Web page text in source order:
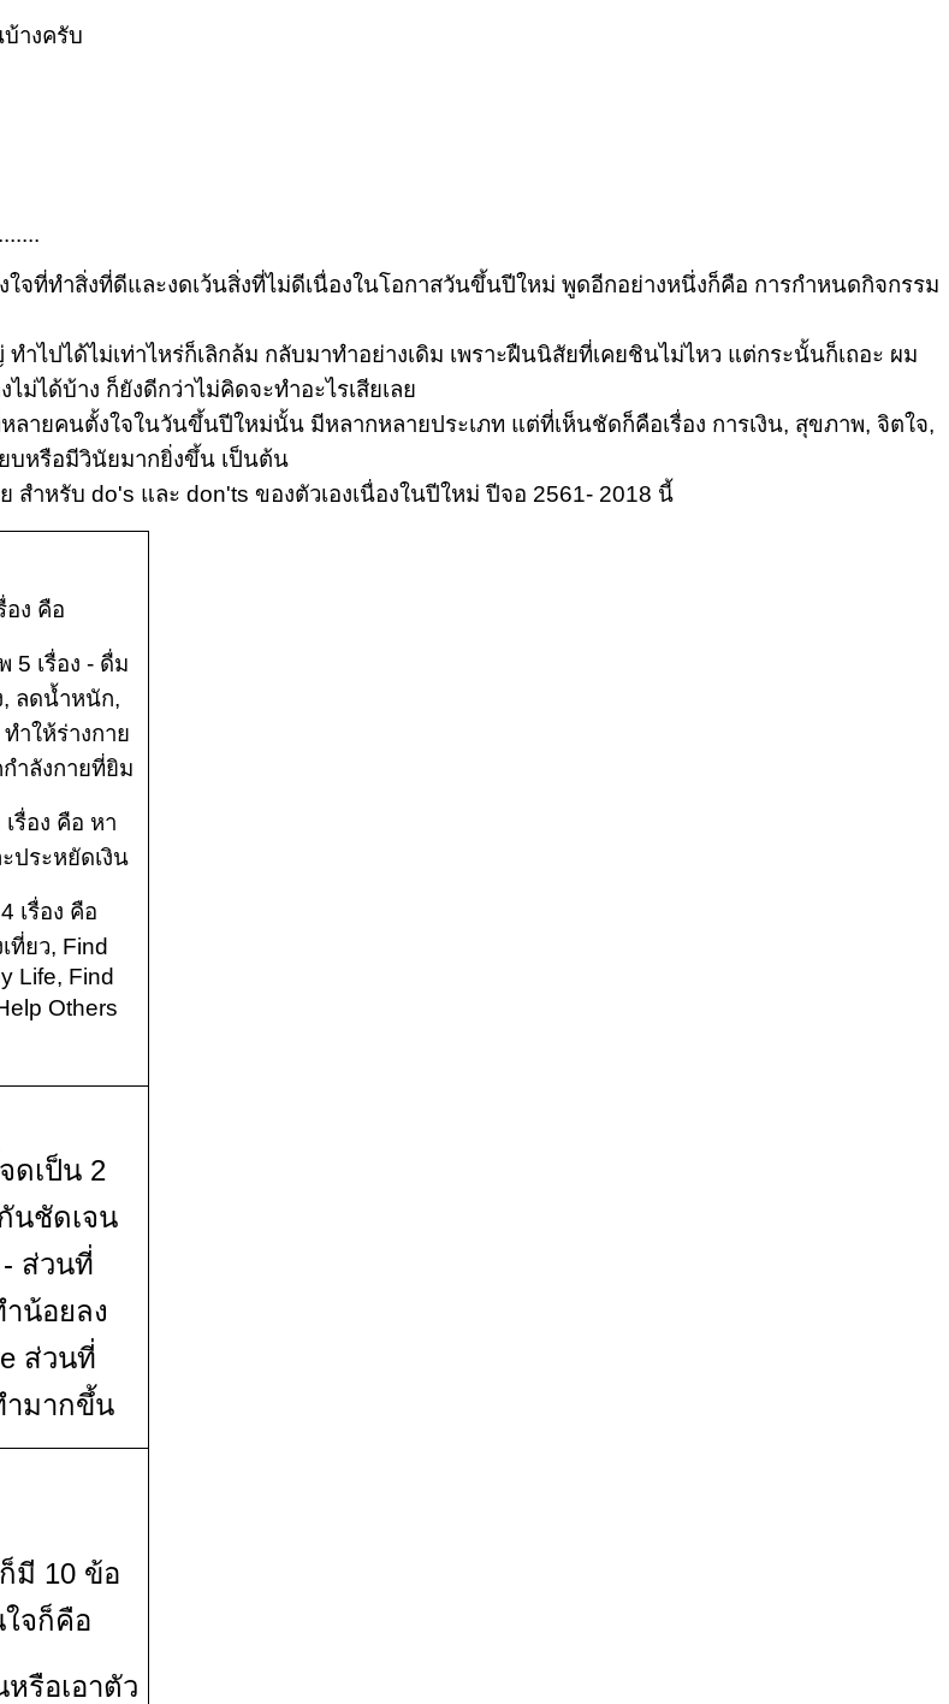
างครับ
ใจที่ทำสิ่งที่ดีและงดเว้นสิ่งที่ไม่ดีเนื่องในโอกาสวันขึ้นปีใหม่ พูดอีกอย่างหนึ่งก็คือ การกำหนดกิจกรรม
ปได้ไม่เท่าไหร่ก็เลิกล้ม กลับมาทำอย่างเดิม เพราะฝืนนิสัยที่เคยชินไม่ไหว แต่กระนั้นก็เถอะ ผม
ม่ได้บ้าง ก็ยังดีกว่าไม่คิดจะทำอะไรเสียเลย
ลายคนตั้งใจในวันขึ้นปีใหม่นั้น มีหลากหลายประเภท แต่ที่เห็นชัดก็คือเรื่อง การเงิน, สุขภาพ, จิตใจ,
ยบหรือมีวินัยมากยิ่งขึ้น เป็นต้น
หรับ do's และ don'ts ของตัวเองเนื่องในปีใหม่ ปีจอ 2561- 2018 นี้
อง คือ
5 เรื่อง - ดื่ม
, ลดน้ำหนัก,
ำให้ร่างกาย
ำลังกายที่ยิม
เรื่อง คือ หา
ประหยัดเงิน
เรื่อง คือ
ที่ยว, Find
Life, Find
Others
ดเป็น 2
นชัดเจน
ส่วนที่
น้อยลง
ส่วนที่
ำมากขึ้น
มี 10 ข้อ
จก็คือ
รือเอาตัว